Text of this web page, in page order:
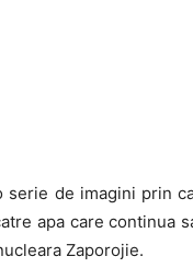
de imagini prin
apa care continua
Zaporojie.